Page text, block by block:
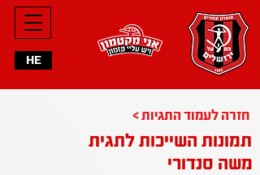
HE
< חזרה לעמוד התגיות
תמונות השייכות לתגית
משה סנדורי